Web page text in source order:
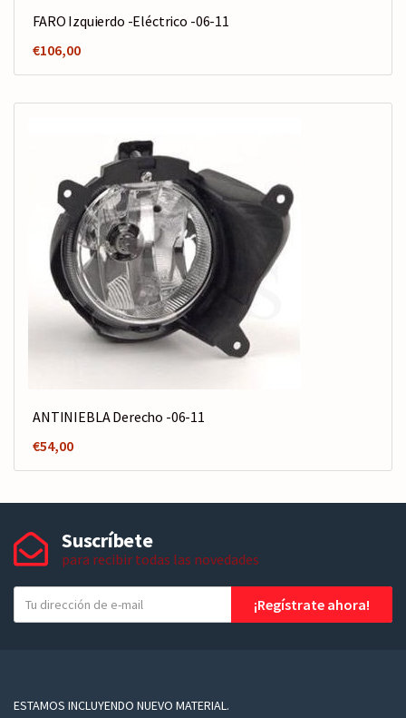
FARO Izquierdo -Eléctrico -06-11
€106,00
ANTINIEBLA Derecho -06-11
€54,00
Suscríbete
para recibir todas las novedades
u
a
¡Regístrate ahora!
ESTAMOS INCLUYENDO NUEVO MATERIAL.